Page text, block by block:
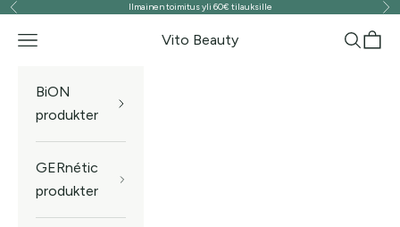
Hoppa till innehållet
Föregående Ilmainen toimitus yli 60€ tilauksille
Vito Beauty
Meny Sök
BiON
produkter
GERnétic
produkter